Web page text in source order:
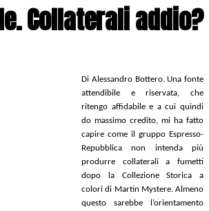
Collaterali addio?
Di Alessandro Bottero.Una fonte
attendibile e riservata, che
ritengo affidabile e a cui quindi
do massimo credito, mi ha fatto
capire come il gruppo Espresso-
Repubblica non intenda più
produrre collaterali a fumetti
dopo la Collezione Storica a
colori di Martin Mystere. Almeno
questo sarebbe l’orientamento